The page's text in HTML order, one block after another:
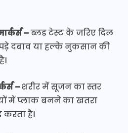
–ब्लड टेस्ट के जरिए दिल
दबाव या हल्के नुकसान की
– शरीर में सूजन का स्तर
में प्लाक बनने का खतरा
है।